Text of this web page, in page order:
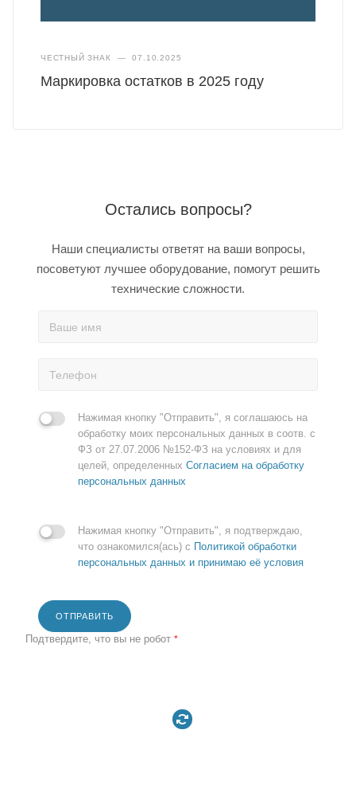
ЧЕСТНЫЙ ЗНАК — 07.10.2025
Маркировка остатков в 2025 году
Остались вопросы?
Наши специалисты ответят на ваши вопросы,
посоветуют лучшее оборудование, помогут решить
технические сложности.
Нажимая кнопку "Отправить", я соглашаюсь на
обработку моих персональных данных в соотв. с
ФЗ от 27.07.2006 №152-ФЗ на условиях и для
целей, определенных Согласием на обработку
персональных данных
Нажимая кнопку "Отправить", я подтверждаю,
что ознакомился(ась) с Политикой обработки
персональных данных и принимаю её условия
ОТПРАВИТЬ
Подтвердите, что вы не робот *